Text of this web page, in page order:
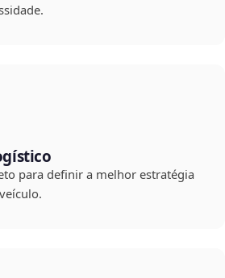
para definir a melhor estratégia